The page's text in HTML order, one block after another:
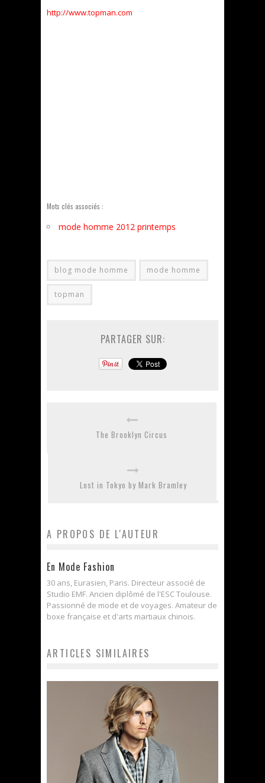
http://www.topman.com
Mots clés associés :
mode homme 2012 printemps
blog mode homme mode homme
topman
PARTAGER SUR:
The Brooklyn Circus
Lost in Tokyo by Mark Bramley
A PROPOS DE L'AUTEUR
En Mode Fashion
30 ans, Eurasien, Paris. Directeur associé de
Studio EMF. Ancien diplômé de l'ESC Toulouse.
Passionné de mode et de voyages. Amateur de
boxe française et d'arts martiaux chinois.
ARTICLES SIMILAIRES